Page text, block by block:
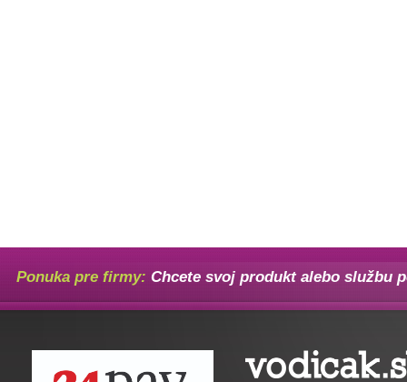
Ponuka pre firmy: Chcete svoj produkt alebo službu